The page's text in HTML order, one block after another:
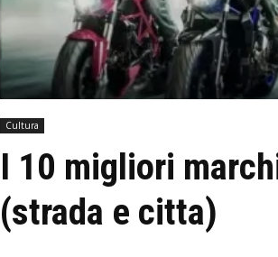
Cultura
I 10 migliori
(strada e citta)